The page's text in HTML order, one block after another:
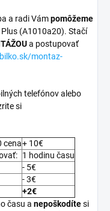
a radi Vámpomôžeme
(A1010a20). Stačí
a postupovať
montaz-
telefónov alebo
si
cena+ 10€
1 hodinu času
- 5€
- 3€
+2€
času a nepoškodítesi